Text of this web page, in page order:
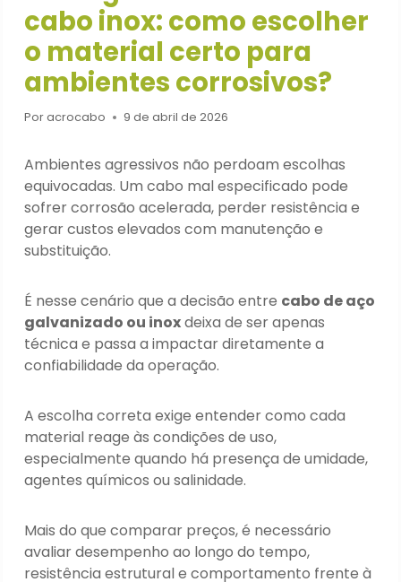
cabo inox: como escolher
o material certo para
ambientes corrosivos?
Poracrocabo 9 de abril de 2026
Ambientes agressivos não perdoam escolhas
equivocadas. Um cabo mal especificado pode
sofrer corrosão acelerada, perder resistência e
gerar custos elevados com manutenção e
substituição.
É nesse cenário que a decisão entre cabo de aço
galvanizado ou inoxdeixa de ser apenas
técnica e passa a impactar diretamente a
confiabilidade da operação.
A escolha correta exige entender como cada
material reage às condições de uso,
especialmente quando há presença de umidade,
agentes químicos ou salinidade.
Mais do que comparar preços, é necessário
avaliar desempenho ao longo do tempo,
resistência estrutural e comportamento frente à